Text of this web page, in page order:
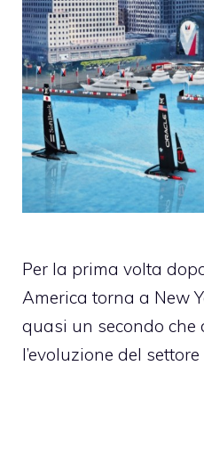
Per la prima volta
America torna a New
quasi un secondo che
l’evoluzione del